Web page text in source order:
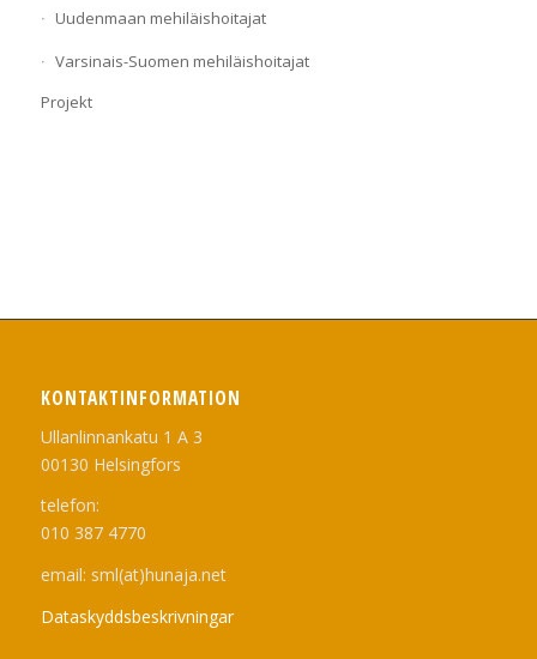
Uudenmaan mehiläishoitajat
Varsinais-Suomen mehiläishoitajat
Projekt
KONTAKTINFORMATION
Ullanlinnankatu 1 A 3
00130 Helsingfors
telefon:
010 387 4770
email: sml(at)hunaja.net
Dataskyddsbeskrivningar